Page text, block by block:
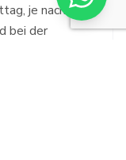
je nach Ihrer
bei der